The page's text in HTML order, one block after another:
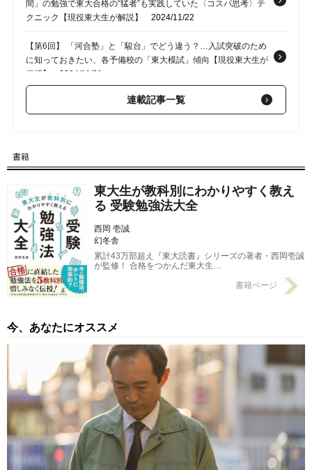
間」の勉強で東大合格の“猛者”も実践していた〈コスパ思考〉テ
クニック【現役東大生が解説】
2024/11/22
【第6回】 「河合塾」と「駿台」でどう違う？…入試突破のため
に知っておきたい、各予備校の「東大模試」傾向【現役東大生が
伝授】
2024/11/21
【第5回】 受験生の多くは気づいていない…入試直前、過去問よ
り取り組むべき“たった1つのこと”【東大合格者が解説】
【第4回】 入試開始10分で決まる…東大に「合格できる人」「合
格できない人」の決定的な違い【現役東大生が解説】
【第3回】 キーワードは「ちょっと残し」…一番つらい“勉強のや
り始め”をスムーズにする4つのコツ【偏差値35からの合格を果た
した現役東大生が解説】2024/11/18
連載記事一覧
書籍
東大生が教科別にわかりやすく教え
る 受験勉強法大全
西岡 壱誠
幻冬舎
累計43万部超え『東大読書』シリーズの著者・西岡壱誠
が監修！ 合格をつかんだ東大生…
書籍ページ
今、あなたにオススメ